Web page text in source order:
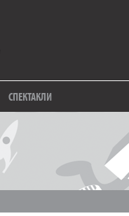
СПЕКТАКЛИ